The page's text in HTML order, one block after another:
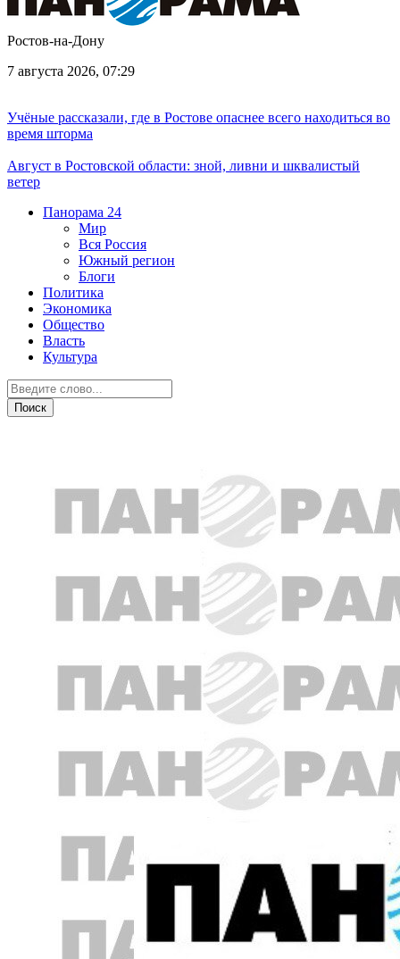
Ростов-на-Дону
7 августа 2026, 07:29
Учёные рассказали, где в Ростове опаснее всего находиться во
время шторма
Август в Ростовской области: зной, ливни и шквалистый
ветер
Панорама 24
Мир
Вся Россия
Южный регион
Блоги
Политика
Экономика
Общество
Власть
Культура